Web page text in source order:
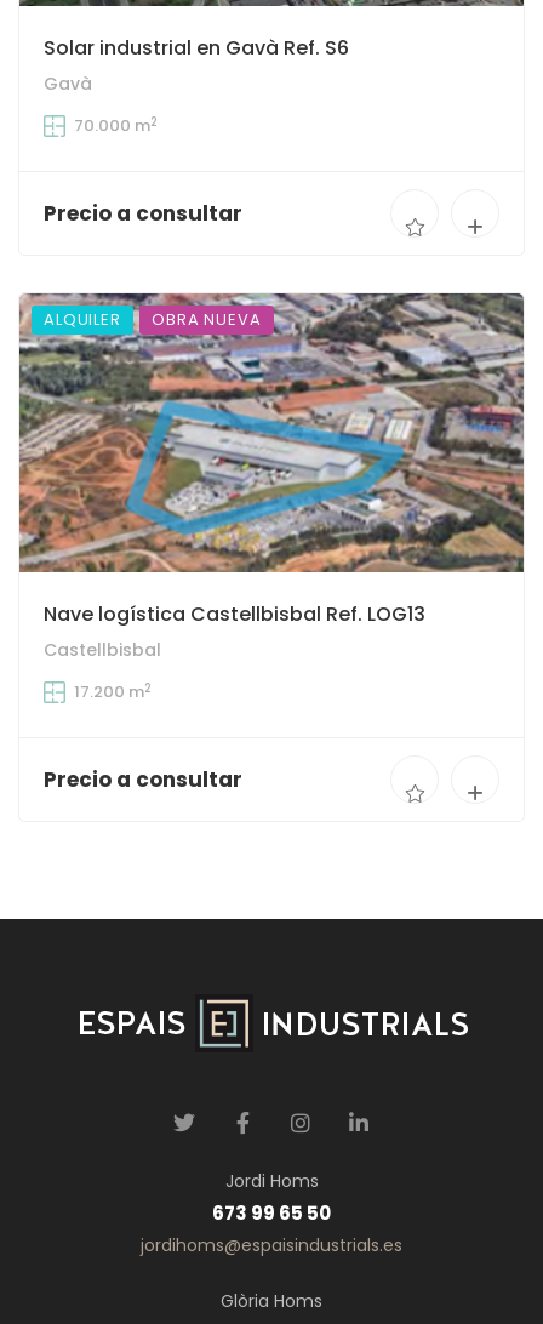
Solar industrial en Gavà Ref. S6
Gavà
70.000 m2
Precio a consultar
ALQUILER OBRA NUEVA
Nave logística Castellbisbal Ref. LOG13
Castellbisbal
17.200 m2
Precio a consultar
Jordi Homs
673 99 65 50
jordihoms@espaisindustrials.es
Glòria Homs